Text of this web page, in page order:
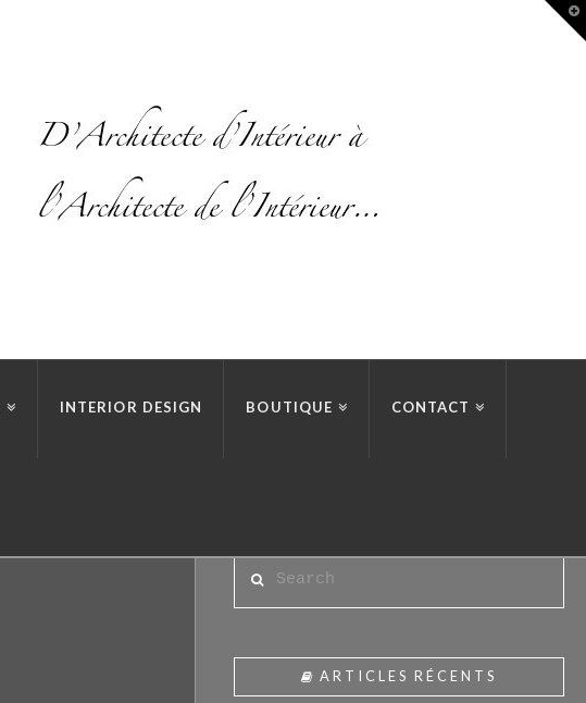
INTERIOR DESIGN BOUTIQUE CONTACT
ARTICLES RÉCENTS